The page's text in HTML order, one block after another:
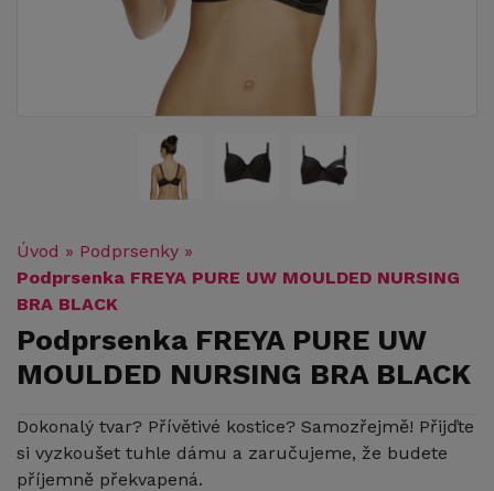
Úvod » Podprsenky »
Podprsenka FREYA PURE UW MOULDED NURSING
BRA BLACK
Podprsenka FREYA PURE UW
MOULDED NURSING BRA BLACK
Dokonalý tvar? Přívětivé kostice? Samozřejmě! Přijďte
si vyzkoušet tuhle dámu a zaručujeme, že budete
příjemně překvapená.